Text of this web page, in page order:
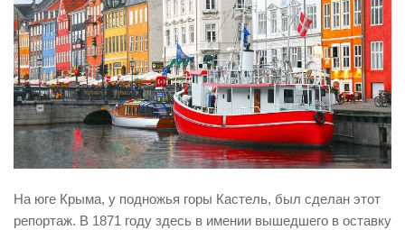
На юге Крыма, у подножья горы Кастель, был сделан этот
репортаж. В 1871 году здесь в имении вышедшего в оставку